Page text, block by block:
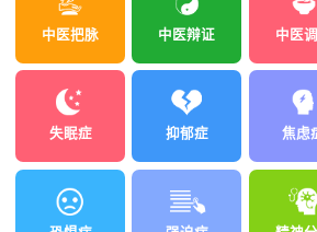
中医把脉 中医辩证 中医
失眠症 抑郁症 焦虑